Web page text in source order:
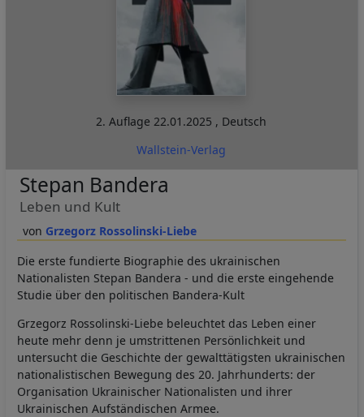
2. Auflage 22.01.2025 , Deutsch
Wallstein-Verlag
Grzegorz Rossolinski-Liebe
Stepan Bandera
Leben und Kult
Die erste fundierte Biographie des ukrainischen
Nationalisten Stepan Bandera - und die erste eingehende
Studie über den politischen Bandera-Kult
Grzegorz Rossolinski-Liebe beleuchtet das Leben einer
heute mehr denn je umstrittenen Persönlichkeit und
untersucht die Geschichte der gewalttätigsten ukrainischen
nationalistischen Bewegung des 20. Jahrhunderts: der
Organisation Ukrainischer Nationalisten und ihrer
Ukrainischen Aufständischen Armee.